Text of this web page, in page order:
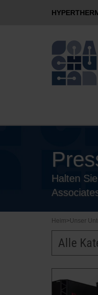
Halten
Heim>Unser
Alle